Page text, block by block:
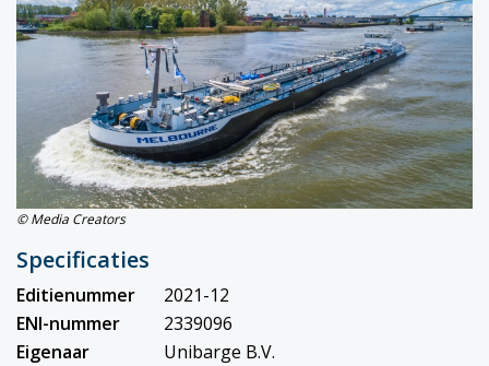
© Media Creators
Specificaties
Editienummer
2021-12
ENI-nummer
2339096
Eigenaar
Unibarge B.V.